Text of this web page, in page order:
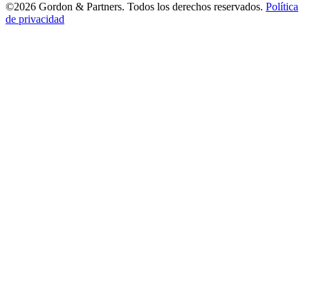
©2026 Gordon & Partners. Todos los derechos reservados. Política
de privacidad